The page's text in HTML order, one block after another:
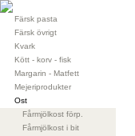
Färsk pasta
Färsk övrigt
Kvark
Kött - korv - fisk
Margarin - Matfett
Mejeriprodukter
Ost
Fårmjölkost förp.
Fårmjölkost i bit